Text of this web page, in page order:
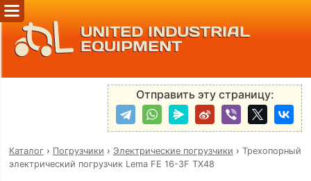
UNITED INDUSTRIAL
EQUIPMENT
Отправить эту страницу:
Каталог› Погрузчики › Электрические погрузчики › Трехопорный
электрический погрузчик Lema FE 16-3F TX48